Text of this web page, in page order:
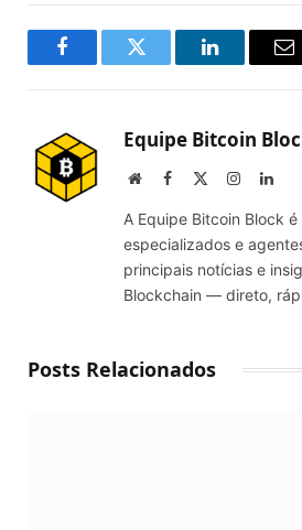
FacebookTwitter LinkedIn
Equipe Bitcoin
WebsiteFacebook Instagram
A Equipe Bitcoin Block
especializados e
principais notícias e
Blockchain — direto,
Posts Relacionados